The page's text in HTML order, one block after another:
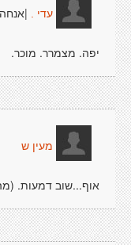
עדי .
יפה. מצמרר. מוכר.
מעין ש
אוף...שוב דמעות.